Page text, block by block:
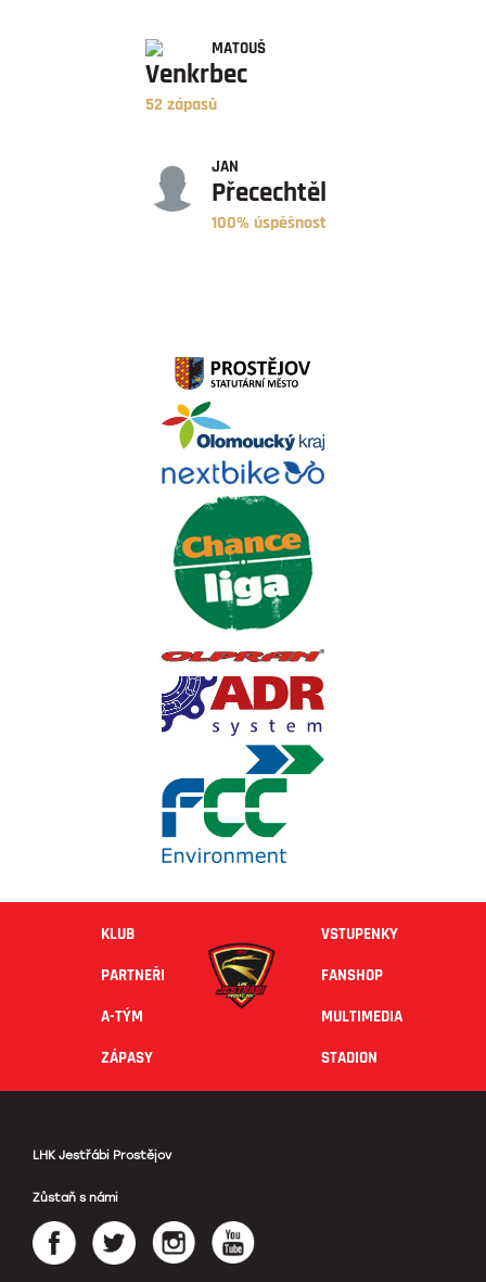
MATOUŠ
Venkrbec
52 zápasů
JAN
Přecechtěl
100% úspěšnost
KLUB
PARTNEŘI
A-TÝM
ZÁPASY
VSTUPENKY
FANSHOP
MULTIMEDIA
STADION
LHK Jestřábi Prostějov
Zůstaň s námi